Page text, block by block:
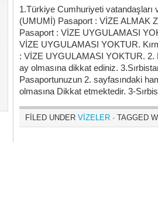
1.Türkiye Cumhuriyeti vatandaşları
(UMUMİ) Pasaport : VİZE ALMAK
Pasaport : VİZE UYGULAMASI
VİZE UYGULAMASI YOKTUR.
: VİZE UYGULAMASI YOKTUR.
ay olmasına dikkat ediniz.
Pasaportunuzun 2. sayfasındaki
olmasına Dikkat etmektedir. 3-
FILED UNDER VİZELER · TAGGED